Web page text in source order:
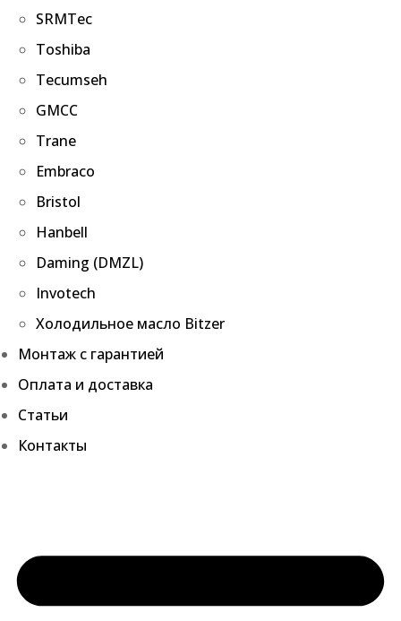
SRMTec
Toshiba
Tecumseh
GMCC
Trane
Embraco
Bristol
Hanbell
Daming (DMZL)
Invotech
Холодильное масло Bitzer
Монтаж с гарантией
Оплата и доставка
Статьи
Контакты